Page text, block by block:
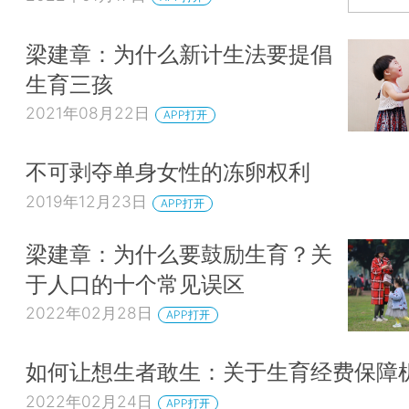
梁建章：为什么新计生法要提倡
生育三孩
2021年08月22日 APP打开
不可剥夺单身女性的冻卵权利
2019年12月23日 APP打开
梁建章：为什么要鼓励生育？关
于人口的十个常见误区
2022年02月28日 APP打开
如何让想生者敢生：关于生育经费保
2022年02月24日 APP打开